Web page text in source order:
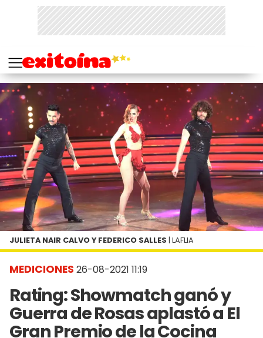
MEDICIONES 26-08-2021 11:19
Rating: Showmatch ganó y
Guerra de Rosas aplastó a El
Gran Premio de la Cocina
JULIETA NAIR CALVO Y FEDERICO SALLES | LAFLIA